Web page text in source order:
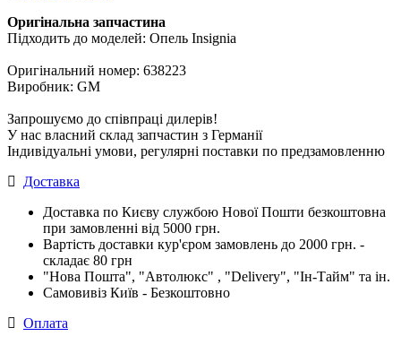
Оригінальна запчастина
Підходить до моделей: Опель Insignia
Оригінальний номер: 638223
Виробник: GM
Запрошуємо до співпраці дилерів!
У нас власний склад запчастин з Германії
Індивідуальні умови, регулярні поставки по предзамовленню
Доставка
Доставка по Києву службою Нової Пошти безкоштовна
при замовленні від 5000 грн.
Вартість доставки кур'єром замовлень до 2000 грн. -
складає 80 грн
"Нова Пошта", "Автолюкс" , "Delivery", "Iн-Тайм" та ін.
Самовивіз Київ - Безкоштовно
Оплата